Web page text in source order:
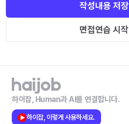
작성내용 저장
면접연습 시작
하이잡, Human과 AI를 연결합니다.
하이잡, 이렇게 사용하세요.